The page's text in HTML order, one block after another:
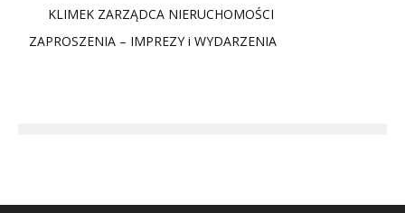
KLIMEK ZARZĄDCA NIERUCHOMOŚCI
ZAPROSZENIA – IMPREZY i WYDARZENIA